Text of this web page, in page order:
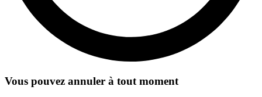
Vous pouvez annuler à tout moment